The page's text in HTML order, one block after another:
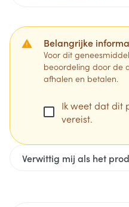
Belangrijke
Voor dit
beoordeling door de
afhalen en betalen.
Ik weet dat dit
vereist.
Verwittig mij als het